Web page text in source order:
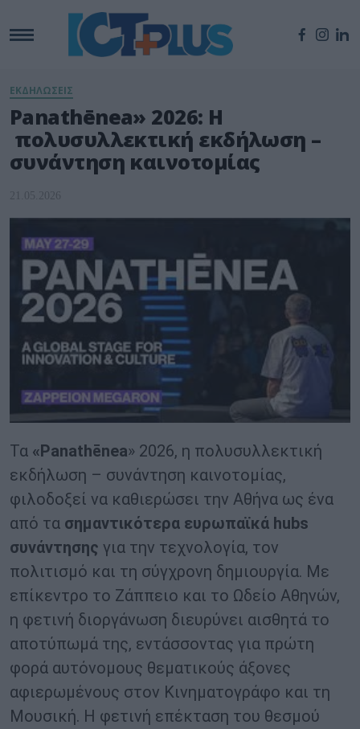
ΕΚΔΗΛΩΣΕΙΣ
Panathēnea» 2026: Η
πολυσυλλεκτική εκδήλωση –
συνάντηση καινοτομίας
21.05.2026
Τα «Panathēnea» 2026, η πολυσυλλεκτική
εκδήλωση – συνάντηση καινοτομίας,
φιλοδοξεί να καθιερώσει την Αθήνα ως ένα
από τα σημαντικότερα ευρωπαϊκά hubs
συνάντησης για την τεχνολογία, τον
πολιτισμό και τη σύγχρονη δημιουργία. Με
επίκεντρο το Ζάππειο και το Ωδείο Αθηνών,
η φετινή διοργάνωση διευρύνει αισθητά το
αποτύπωμά της, εντάσσοντας για πρώτη
φορά αυτόνομους θεματικούς άξονες
αφιερωμένους στον Κινηματογράφο και τη
Μουσική. Η φετινή επέκταση του θεσμού